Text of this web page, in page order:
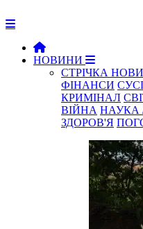
НОВИНИ
СТРІЧКА
ФІНАНСИ
КРИМІНАЛ
ВІЙНА НАУКА
ЗДОРОВ'Я